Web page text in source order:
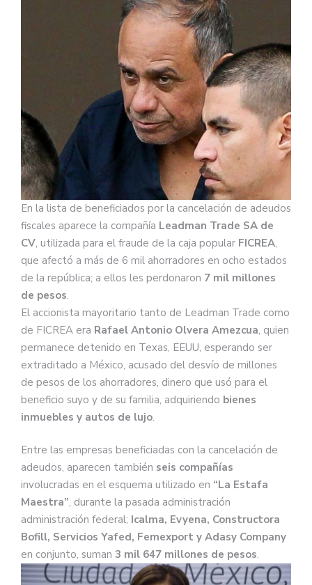
En la lista de beneficiados por la cancelación de adeudos
fiscales aparece la compañía Leadman Trade SA de
CV, utilizada para el fraude de la caja popular FICREA,
que afectó a más de 6 mil ahorradores en ocho estados
de la república; a ellos les perdonaron 7 mil millones
de pesos.
El accionista mayoritario tanto de Leadman Trade como
de FICREA era Rafael Antonio Olvera Amezcua, quien
permanece detenido en Texas, EEUU, esperando ser
extraditado a México, acusado del desvío de millones
de pesos de los ahorradores, dinero que usó para el
beneficio suyo y de su familia, adquiriendo bienes
inmuebles y autos de lujo.
Entre las empresas beneficiadas con la cancelación de
adeudos, aparecen también seis compañías
involucradas en el esquema utilizado en “La Estafa
Maestra”, durante la pasada administración
administración federal; Icalma, Evyena, Constructora
Bofill, Servicios Yafed, Femexport y Adasy Company
en conjunto, suman 3 mil 647 millones de pesos.